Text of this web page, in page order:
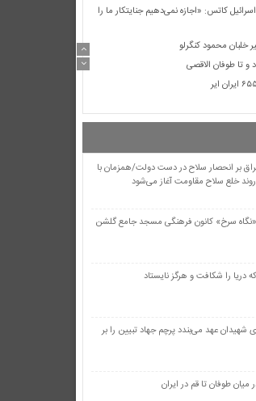
کاتس: «اجازه نمی‌دهیم جنایتکار ما را
خلبان محمود کنگرلو
و تا طوفان الاقصی
بطح» را در نوار غزه خاموش کند + عکس
از شهدای نخستین حمله سپاه دشمن در
کاتس: «اجازه نمی‌دهیم جنایتکار ما را
خلبان محمود کنگرلو
تا طوفان الاقصی
بر انحصار سلاح در دست دولت/همزمان با
خلع سلاح مقاومت آغاز می‌شود
سرخ» کانون فرهنگی مسجد جامع گلشن
را شکافت و هرگز نایستاد
شهیدان عهد می‌بندد پرچم جهاد تبیین را بر
طوفان تا قم در ایران